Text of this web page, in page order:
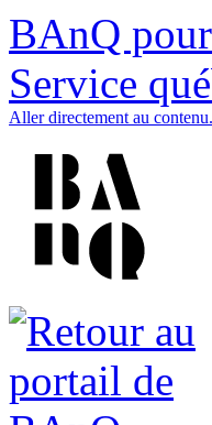
BAnQ
Service
Aller directement au contenu.